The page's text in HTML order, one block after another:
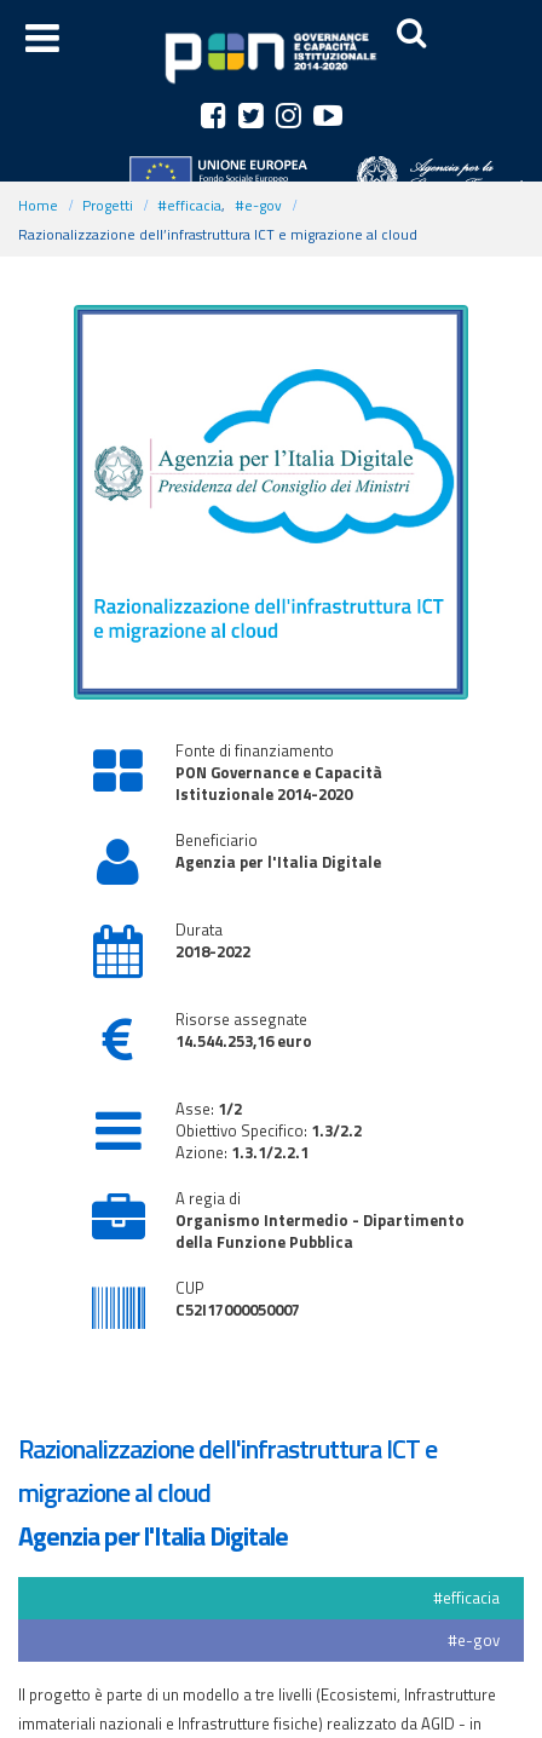
Home Progetti #efficacia, #e-gov
Razionalizzazione dell’infrastruttura ICT e migrazione al cloud
Fonte di finanziamento
PON Governance e Capacità
Istituzionale 2014-2020
Beneficiario
Agenzia per l'Italia Digitale
Durata
2018-2022
Risorse assegnate
14.544.253,16 euro
Asse: 1/2
Obiettivo Specifico: 1.3/2.2
Azione: 1.3.1/2.2.1
A regia di
Organismo Intermedio - Dipartimento
della Funzione Pubblica
CUP
C52I17000050007
Razionalizzazione dell'infrastruttura ICT e
migrazione al cloud
Agenzia per l'Italia Digitale
#efficacia
#e-gov
Il progetto è parte di un modello a tre livelli (Ecosistemi, Infrastrutture
immateriali nazionali e Infrastrutture fisiche) realizzato da AGID - in